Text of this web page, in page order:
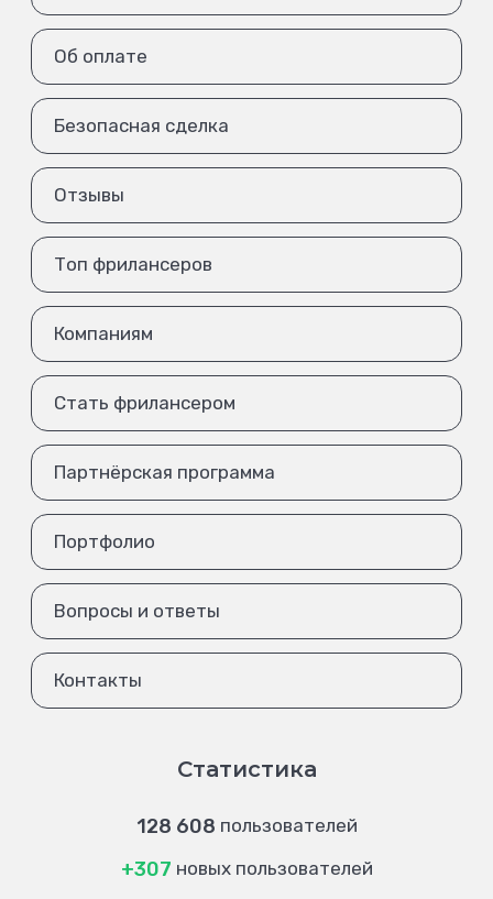
Об оплате
Безопасная сделка
Отзывы
Топ фрилансеров
Компаниям
Стать фрилансером
Партнёрская программа
Портфолио
Вопросы и ответы
Контакты
Статистика
128 608 пользователей
+307 новых пользователей